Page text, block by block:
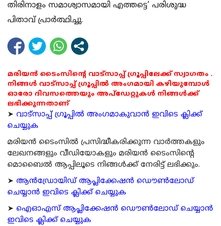
തിരിനാളം സമാശ്വാസമായി എത്തട്ടെ’ പരിശുദ്ധ
പിതാവ് പ്രാര്‍ത്ഥിച്ചു.
മരിയൻ ടൈംസിന്റെ വാട്സാപ്പ് ഗ്രൂപ്പിലേക്ക് സ്വാഗതം .
നിങ്ങൾ വാട്സാപ്പ് ഗ്രൂപ്പിൽ അംഗമായി കഴിയുമ്പോൾ
ഓരോ ദിവസത്തെയും അപ്ഡേറ്റുകൾ നിങ്ങൾക്ക്
ലഭിക്കുന്നതാണ്
➤ വാട്സാപ്പ് ഗ്രൂപ്പിൽ അംഗമാകുവാൻ ഇവിടെ ക്ലിക്ക്
ചെയ്യുക
മരിയന്‍ ടൈംസില്‍ പ്രസിദ്ധീകരിക്കുന്ന വാര്‍ത്തകളും
ലേഖനങ്ങളും വീഡിയോകളും മരിയന്‍ ടൈംസിന്റെ
മൊബൈല്‍ ആപ്പിലൂടെ നിങ്ങള്‍ക്ക് നേരിട്ട് ലഭിക്കും.
➤ ആന്‍ഡ്രോയിഡ് ആപ്ലിക്കേഷന്‍ ഡൌണ്‍ലോഡ്
ചെയ്യാന്‍ ഇവിടെ ക്ലിക്ക് ചെയ്യുക
➤ ഐഓഎസ് ആപ്ലിക്കേഷന്‍ ഡൌണ്‍ലോഡ് ചെയ്യാന്‍
ഇവിടെ ക്ലിക്ക് ചെയ്യുക